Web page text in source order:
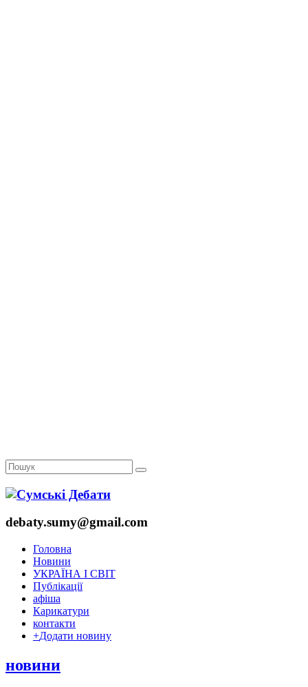
debaty.sumy@gmail.com
Головна
Новини
УКРАЇНА І СВІТ
Публікації
афіша
Карикатури
контакти
+Додати новину
новини